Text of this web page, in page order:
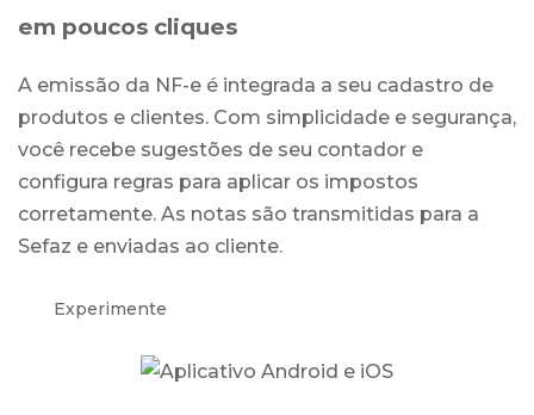
em poucos cliques
A emissão da NF-e é integrada a seu cadastro de
produtos e clientes. Com simplicidade e segurança,
você recebe sugestões de seu contador e
configura regras para aplicar os impostos
corretamente. As notas são transmitidas para a
Sefaz e enviadas ao cliente.
Experimente